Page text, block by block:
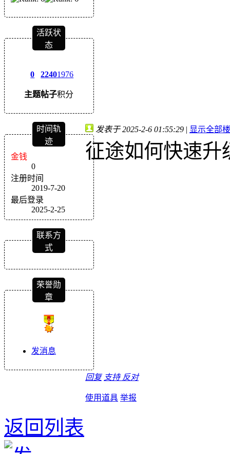
活跃状
态
0
主题
2240
帖子
1976
积分
时间轨
迹
金钱
0
注册时间
2019-7-20
最后登录
2025-2-25
联系方
式
荣誉勋
章
发消息
发表于 2025-2-6 01:55:29 | 显示全部
征途如何快速升
回复 支持 反对
使用道具 举报
返回列表